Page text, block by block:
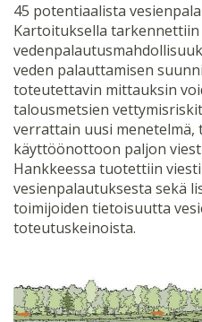
45 potentiaalista
Kartoituksella
veden palauttamisen
toteutettavin mittauksin
talousmetsien
verrattain uusi menetelmä,
käyttöönottoon paljon
Hankkeessa tuotettiin
vesienpalautuksesta sekä
toimijoiden tietoisuutta
toteutuskeinoista.